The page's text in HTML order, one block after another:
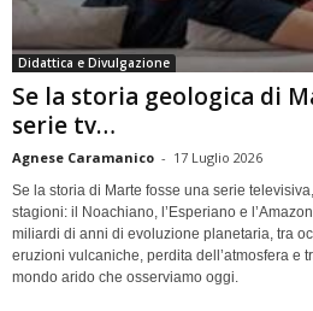
Didattica e Divulgazione
Se la storia geologica di
serie tv…
Agnese Caramanico - 17 Luglio 2026
Se la storia di Marte fosse una serie
stagioni: il Noachiano, l’Esperiano e
miliardi di anni di evoluzione planetaria, tra
eruzioni vulcaniche, perdita dell’atmosfera e
mondo arido che osserviamo oggi.